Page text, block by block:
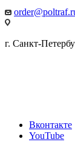
г. Санкт-
Вконтакте
YouTube